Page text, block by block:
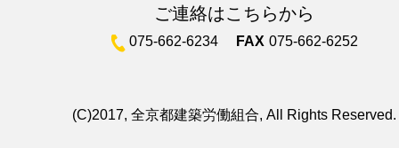
ご連絡はこちらから
075-662-6234 FAX 075-662-6252
(C)2017, 全京都建築労働組合, All Rights Reserved.